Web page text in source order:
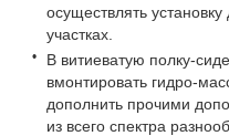
осуществлять
участках.
В витиеватую полку-
вмонтировать гидро-
дополнить прочими
из всего спектра